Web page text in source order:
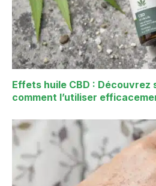
Effets huile CBD :
comment l’utiliser